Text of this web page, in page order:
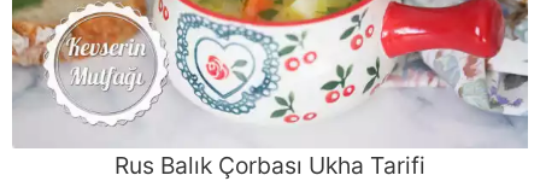
Rus Balık Çorbası Ukha Tarifi